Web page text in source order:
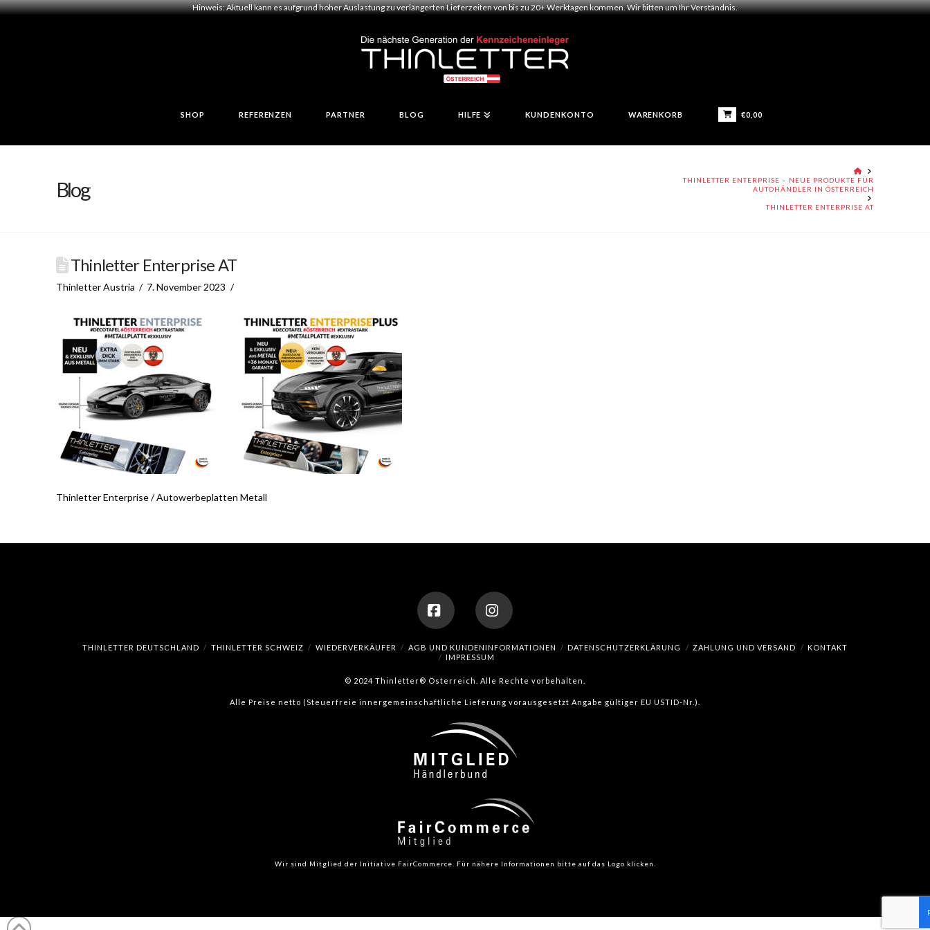
Hinweis: Aktuell kann es aufgrund hoher Auslastung zu verlängerten Lieferzeiten von bis zu 20+ Werktagen kommen. Wir bitten um Ihr Verständnis.
SHOP REFERENZEN PARTNER BLOG HILFE KUNDENKONTO WARENKORB €0,00
Blog
HOME
THINLETTER ENTERPRISE – NEUE PRODUKTE FÜR
AUTOHÄNDLER IN ÖSTERREICH
THINLETTER ENTERPRISE AT
Thinletter Enterprise AT
Thinletter Austria 7. November 2023
Thinletter Enterprise / Autowerbeplatten Metall
FacebookInstagram
THINLETTER DEUTSCHLAND THINLETTER SCHWEIZ WIEDERVERKÄUFER AGB UND KUNDENINFORMATIONEN DATENSCHUTZERKLÄRUNG ZAHLUNG UND VERSAND
KONTAKT
IMPRESSUM
© 2024 Thinletter® Österreich. Alle Rechte vorbehalten.
Alle Preise netto (Steuerfreie innergemeinschaftliche Lieferung vorausgesetzt Angabe gültiger EU USTID-Nr.).
Wir sind Mitglied der Initiative FairCommerce. Für nähere Informationen bitte auf das Logo klicken.